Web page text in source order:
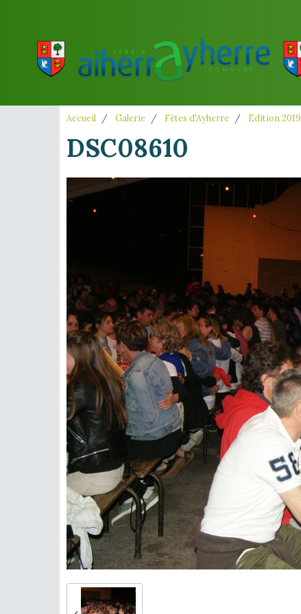
Accueil Galerie Fêtes d'Ayherre Edition 2019
DSC08610